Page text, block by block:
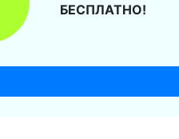
БЕСПЛАТНО!